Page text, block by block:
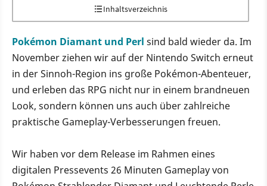
Inhaltsverzeichnis
Pokémon Diamant und Perl sind bald wieder da. Im
November ziehen wir auf der Nintendo Switch erneut
in der Sinnoh-Region ins große Pokémon-Abenteuer,
und erleben das RPG nicht nur in einem brandneuen
Look, sondern können uns auch über zahlreiche
praktische Gameplay-Verbesserungen freuen.
Wir haben vor dem Release im Rahmen eines
digitalen Pressevents 26 Minuten Gameplay von